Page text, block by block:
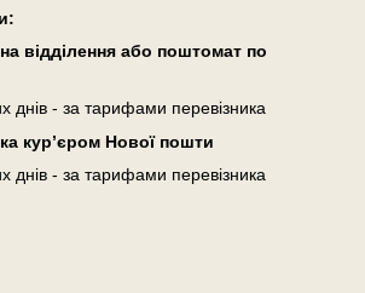
відділення або поштомат по
днів - за тарифами перевізника
кур’єром Нової пошти
днів - за тарифами перевізника